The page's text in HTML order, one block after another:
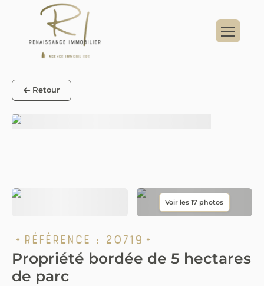
Retour
Référence : 20719
Propriété bordée de 5 hectares
de parc
Panneau de gestion des cookies